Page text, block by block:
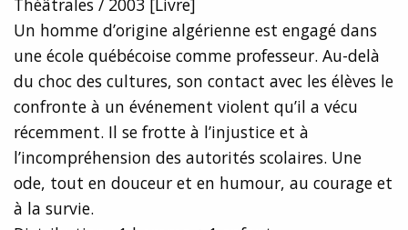
Théâtrales / 2003 [Livre]
Un homme d’origine algérienne est engagé dans
une école québécoise comme professeur. Au-delà
du choc des cultures, son contact avec les élèves le
confronte à un événement violent qu’il a vécu
récemment. Il se frotte à l’injustice et à
l’incompréhension des autorités scolaires. Une
ode, tout en douceur et en humour, au courage et
à la survie.